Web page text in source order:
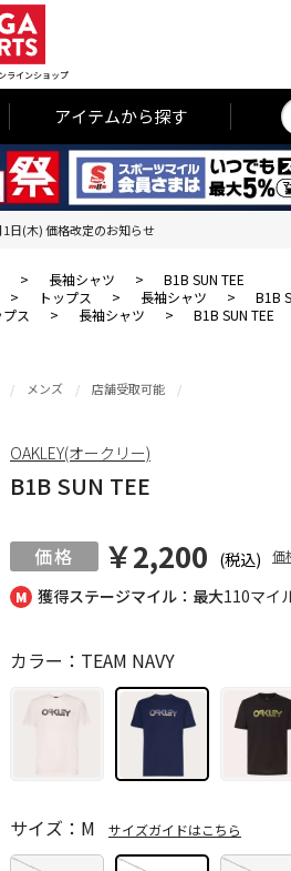
ラインショップ
アイテムから探す
日(木) 価格改定のお知らせ
> 長袖シャツ >
B1B SUN TEE
> トップス > 長袖シャツ >
B1B
プス > 長袖シャツ > B1B SUN TEE
獲得ステージマイル：最大110マイ
メンズ 店舗受取可能
B1B SUN TEE
￥2,200 (税込) 価
カラー：TEAM NAVY
サイズ：M サイズガイドはこちら
OAKLEY(オークリー)